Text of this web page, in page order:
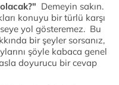
Demeyin sakın.
konuyu bir türlü karşı
yol gösteremez. Bu
bir şeyler sorsanız,
şöyle kabaca genel
doyurucu bir cevap